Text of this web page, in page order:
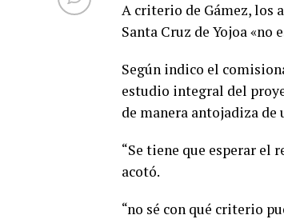
A criterio de Gámez, los
Santa Cruz de Yojoa «no
Según indico el
estudio integral del
de manera antojadiza de
“Se tiene que esperar el
acotó.
“no sé con qué criterio